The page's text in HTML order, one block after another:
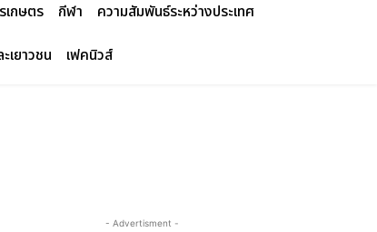
เกษตร กีฬา
ความสัมพันธ์ระหว่างประเทศ
เยาวชน เฟคนิวส์
- Advertisment -